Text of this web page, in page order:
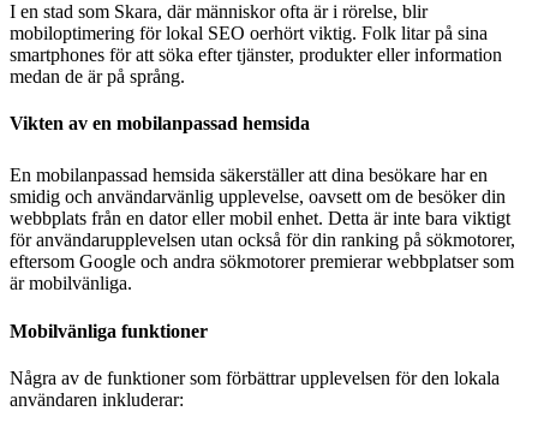
I en stad som Skara, där människor ofta är i rörelse, blir
mobiloptimering för lokal SEO oerhört viktig. Folk litar på sina
smartphones för att söka efter tjänster, produkter eller information
medan de är på språng.
Vikten av en mobilanpassad hemsida
En mobilanpassad hemsida säkerställer att dina besökare har en
smidig och användarvänlig upplevelse, oavsett om de besöker din
webbplats från en dator eller mobil enhet. Detta är inte bara viktigt
för användarupplevelsen utan också för din ranking på sökmotorer,
eftersom Google och andra sökmotorer premierar webbplatser som
är mobilvänliga.
Mobilvänliga funktioner
Några av de funktioner som förbättrar upplevelsen för den lokala
användaren inkluderar: